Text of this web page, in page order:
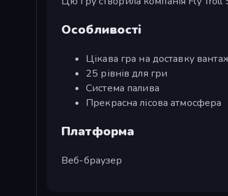
Особливості
Цікава гра на доставку
25 рівнів для гри
Система палива
Прекрасна лісова атмосфера
Платформа
Веб-браузер